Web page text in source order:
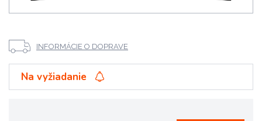
INFORMÁCIE O DOPRAVE
Na vyžiadanie